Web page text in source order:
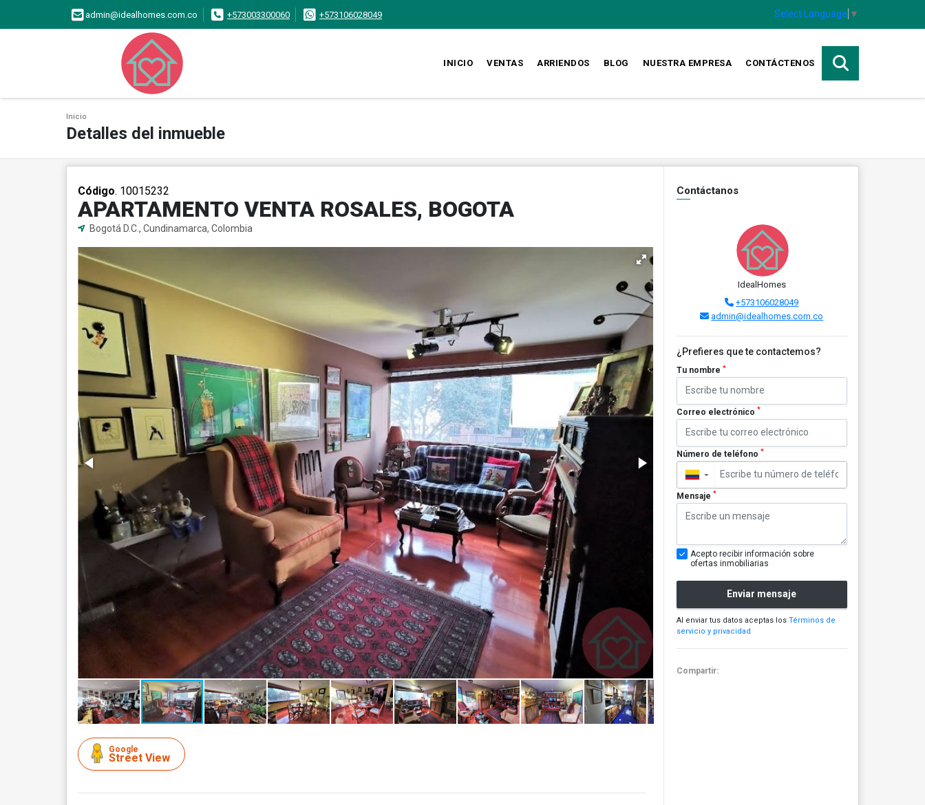
admin@idealhomes.com.co +573003300060 +573106028049 Select Language ▼
INICIO VENTAS ARRIENDOS BLOG NUESTRA EMPRESA CONTÁCTENOS
Inicio
Detalles del inmueble
Código. 10015232
APARTAMENTO VENTA ROSALES, BOGOTA
Bogotá D.C., Cundinamarca, Colombia
Google
Street View
Contáctanos
IdealHomes
+573106028049
admin@idealhomes.com.co
¿Prefieres que te contactemos?
Tu nombre *
Correo electrónico *
Número de teléfono *
▼
Mensaje *
Acepto recibir información sobre
ofertas inmobiliarias
Enviar mensaje
Al enviar tus datos aceptas los Términos de
servicio y privacidad
Compartir: